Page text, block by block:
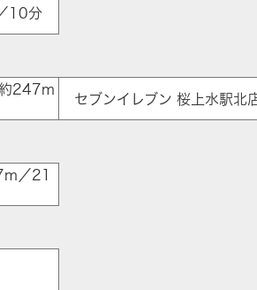
10分
247m
セブンイレブン 桜上水駅
／21